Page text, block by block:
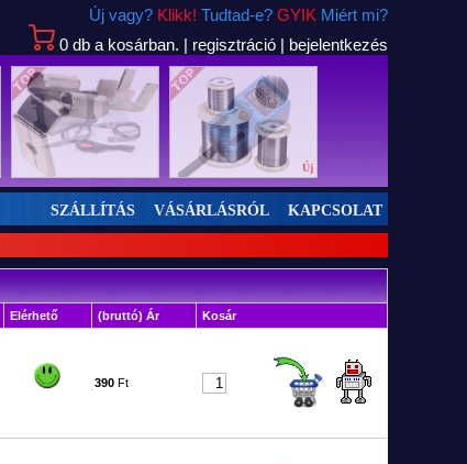
0 db a kosárban. | regisztráció | bejelentkezés
Új vagy? Klikk! Tudtad-e? GYIK Miért mi?
Új
SZÁLLÍTÁS VÁSÁRLÁSRÓL KAPCSOLAT
Elérhető (bruttó) Ár Kosár
390 Ft